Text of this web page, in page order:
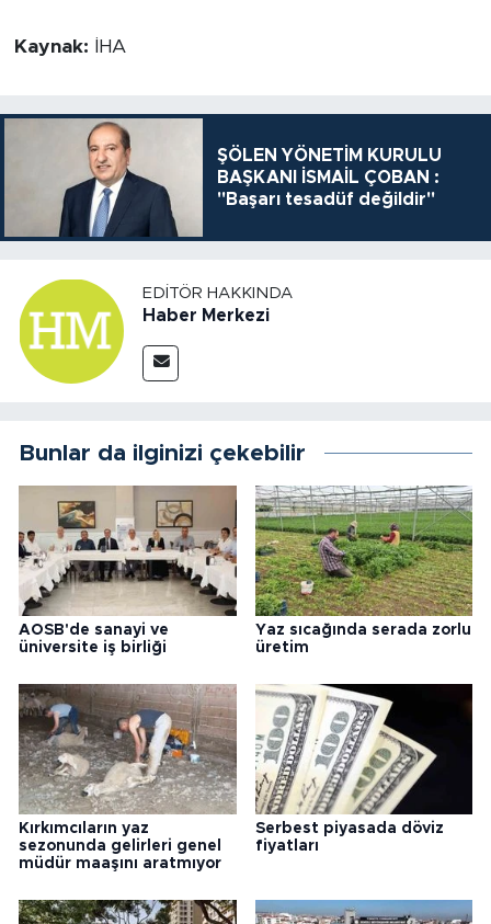
Kaynak: İHA
ŞÖLEN YÖNETİM KURULU
BAŞKANI İSMAİL ÇOBAN :
"Başarı tesadüf değildir"
EDITÖR HAKKINDA
Haber Merkezi
Bunlar da ilginizi çekebilir
AOSB'de sanayi ve
üniversite iş birliği
Yaz sıcağında serada zorlu
üretim
Kırkımcıların yaz
sezonunda gelirleri genel
müdür maaşını aratmıyor
Serbest piyasada döviz
fiyatları